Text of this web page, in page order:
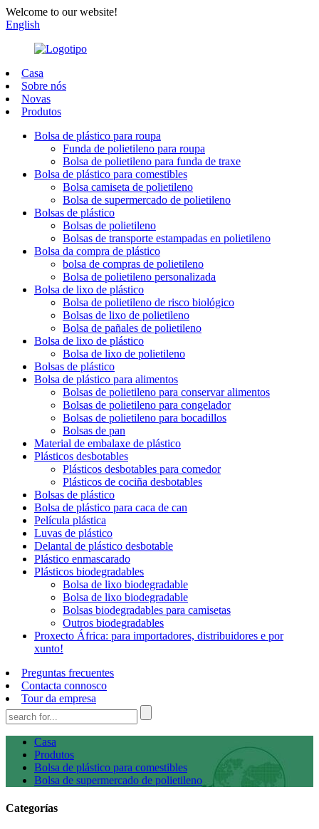
Welcome to our website!
English
Casa
Sobre nós
Novas
Produtos
Bolsa de plástico para roupa
Funda de polietileno para roupa
Bolsa de polietileno para funda de traxe
Bolsa de plástico para comestibles
Bolsa camiseta de polietileno
Bolsa de supermercado de polietileno
Bolsas de plástico
Bolsas de polietileno
Bolsas de transporte estampadas en polietileno
Bolsa da compra de plástico
bolsa de compras de polietileno
Bolsa de polietileno personalizada
Bolsa de lixo de plástico
Bolsa de polietileno de risco biológico
Bolsas de lixo de polietileno
Bolsa de pañales de polietileno
Bolsa de lixo de plástico
Bolsa de lixo de polietileno
Bolsas de plástico
Bolsa de plástico para alimentos
Bolsas de polietileno para conservar alimentos
Bolsas de polietileno para congelador
Bolsas de polietileno para bocadillos
Bolsas de pan
Material de embalaxe de plástico
Plásticos desbotables
Plásticos desbotables para comedor
Plásticos de cociña desbotables
Bolsas de plástico
Bolsa de plástico para caca de can
Película plástica
Luvas de plástico
Delantal de plástico desbotable
Plástico enmascarado
Plásticos biodegradables
Bolsa de lixo biodegradable
Bolsa de lixo biodegradable
Bolsas biodegradables para camisetas
Outros biodegradables
Proxecto África: para importadores, distribuidores e por
xunto!
Preguntas frecuentes
Contacta connosco
Tour da empresa
Casa
Produtos
Bolsa de plástico para comestibles
Bolsa de supermercado de polietileno
Categorías